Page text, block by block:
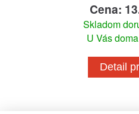
Cena:
Skladom
U Vás
Detail